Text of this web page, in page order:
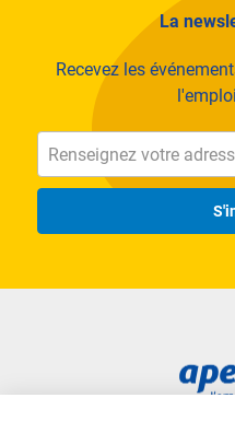
La
Recevez les